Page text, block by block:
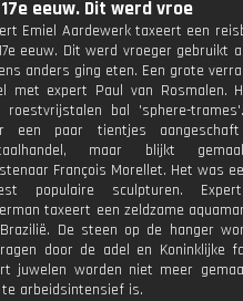
eeuw. Dit werd vroe
Emiel Aardewerk taxeert een
eeuw. Dit werd vroeger gebruikt
anders ging eten. Een grote
met expert Paul van Rosmalen.
roestvrijstalen bal 'sphere-
een paar tientjes
maar blijkt
François Morellet. Het was
populaire sculpturen.
taxeert een zeldzame
De steen op de hanger
door de adel en Koninklijke
juwelen worden niet meer
arbeidsintensief is.